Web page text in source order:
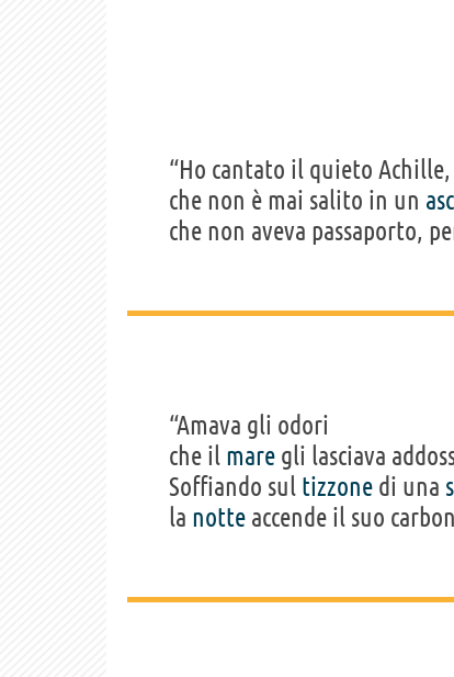
“Ho cantato il quieto Achille,
che non è mai salito in un
che non aveva passaporto,
“Amava gli odori
che il mare gli lasciava
Soffiando sul tizzone di una
la notte accende il suo